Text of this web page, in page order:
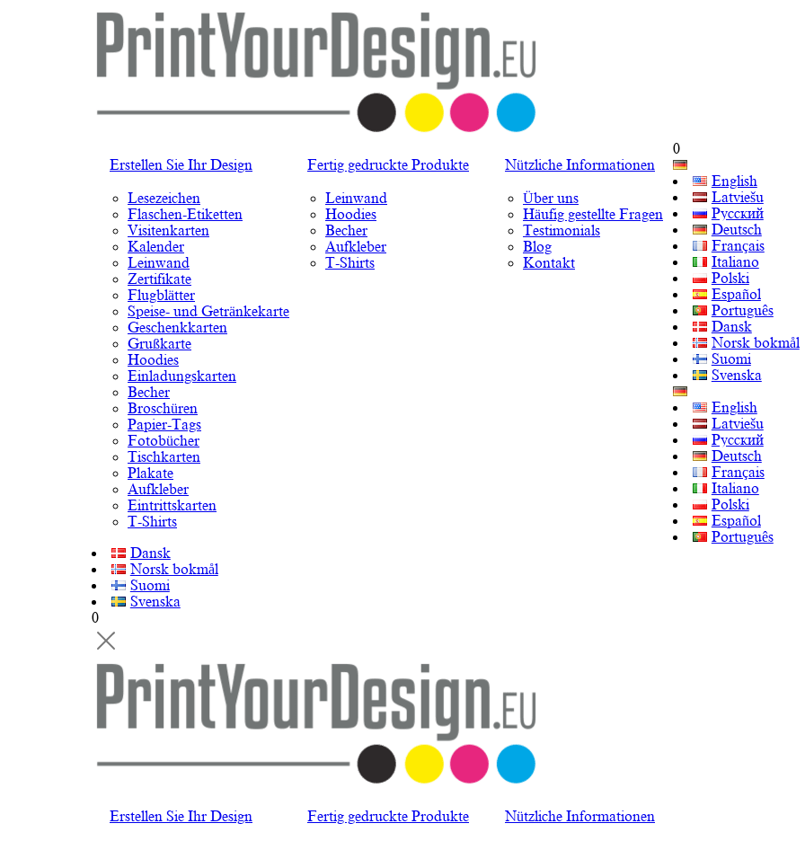
Erstellen Sie Ihr Design
Lesezeichen
Flaschen-Etiketten
Visitenkarten
Kalender
Leinwand
Zertifikate
Flugblätter
Speise- und Getränkekarte
Geschenkkarten
Grußkarte
Hoodies
Einladungskarten
Becher
Broschüren
Papier-Tags
Fotobücher
Tischkarten
Plakate
Aufkleber
Eintrittskarten
T-Shirts
Fertig gedruckte Produkte
Leinwand
Hoodies
Becher
Aufkleber
T-Shirts
Nützliche Informationen
Über uns
Häufig gestellte Fragen
Testimonials
Blog
Kontakt
0
English
Latviešu
Русский
Deutsch
Français
Italiano
Polski
Español
Português
Dansk
Norsk bokmål
Suomi
Svenska
English
Latviešu
Русский
Deutsch
Français
Italiano
Polski
Español
Português
Dansk
Norsk bokmål
Suomi
Svenska
0
Erstellen Sie Ihr Design Fertig gedruckte Produkte Nützliche Informationen